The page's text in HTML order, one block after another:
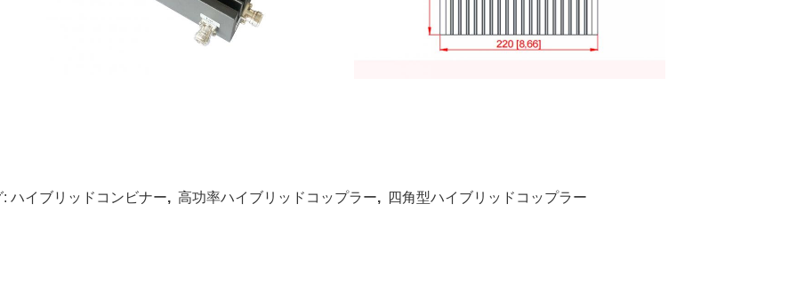
: ハイブリッドコンビナー, 高功率ハイブリッドコップラー, 四角型ハイブリッドコップラー